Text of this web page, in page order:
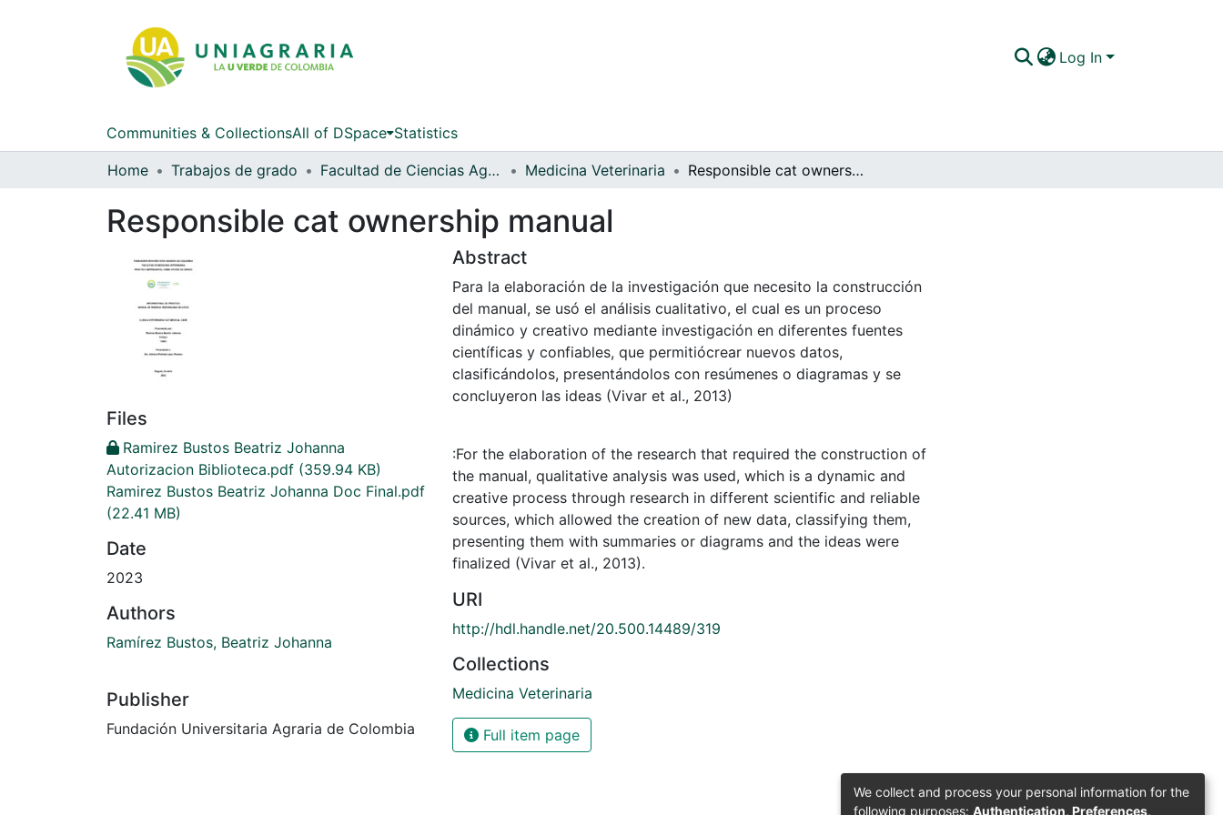
Log In
Communities & CollectionsAll of DSpace Statistics
Home Trabajos de grado Facultad de Ciencias Agrarias Medicina Veterinaria Responsible cat ownership manual
Responsible cat ownership manual
Files
Ramirez Bustos Beatriz Johanna
Autorizacion Biblioteca.pdf (359.94 KB)
Ramirez Bustos Beatriz Johanna Doc Final.pdf
(22.41 MB)
Date
2023
Authors
Ramírez Bustos, Beatriz Johanna
Publisher
Fundación Universitaria Agraria de Colombia
Abstract
Para la elaboración de la investigación que necesito la construcción
del manual, se usó el análisis cualitativo, el cual es un proceso
dinámico y creativo mediante investigación en diferentes fuentes
científicas y confiables, que permitiócrear nuevos datos,
clasificándolos, presentándolos con resúmenes o diagramas y se
concluyeron las ideas (Vivar et al., 2013)
:For the elaboration of the research that required the construction of
the manual, qualitative analysis was used, which is a dynamic and
creative process through research in different scientific and reliable
sources, which allowed the creation of new data, classifying them,
presenting them with summaries or diagrams and the ideas were
finalized (Vivar et al., 2013).
URI
http://hdl.handle.net/20.500.14489/319
Collections
Medicina Veterinaria
Full item page
We collect and process your personal information for the
following purposes: Authentication, Preferences,